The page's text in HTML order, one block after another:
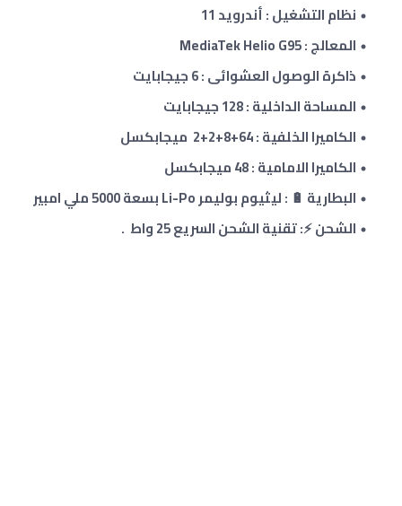
نظام التشغيل : أندرويد 11
المعالج : MediaTek Helio G95
ذاكرة الوصول العشوائى :6جيجابايت
المساحة الداخلية : 128 جيجابايت
الكاميرا الخلفية : 64+8+2
+2 ميجابكسل
الكاميرا الامامية :48ميجابكسل
البطارية 🔋 : ليثيوم بوليمر Li-Po بسعة 5000 ملي امبير
الشحن ⚡:تقنية الشحن السريع 25 واط .